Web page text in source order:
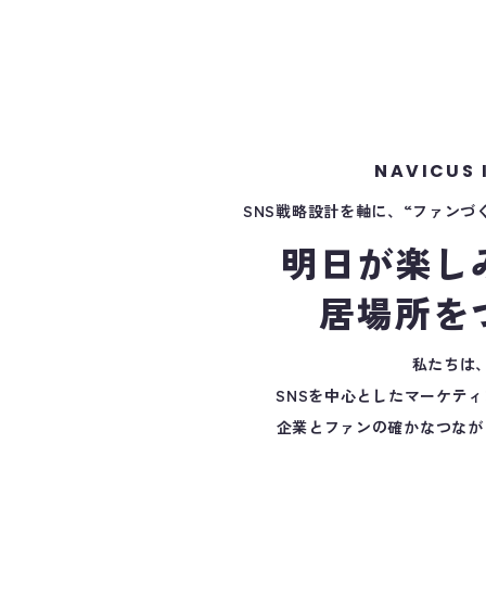
NAVICUS
SNS戦略設計を軸に、“ファンづ
明日が楽し
居場所を
私たちは
SNSを中心としたマーケテ
企業とファンの確かなつな